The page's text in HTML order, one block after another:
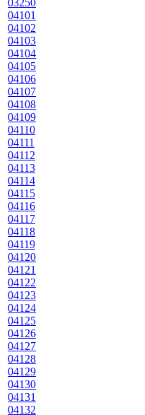
03250
04101
04102
04103
04104
04105
04106
04107
04108
04109
04110
04111
04112
04113
04114
04115
04116
04117
04118
04119
04120
04121
04122
04123
04124
04125
04126
04127
04128
04129
04130
04131
04132